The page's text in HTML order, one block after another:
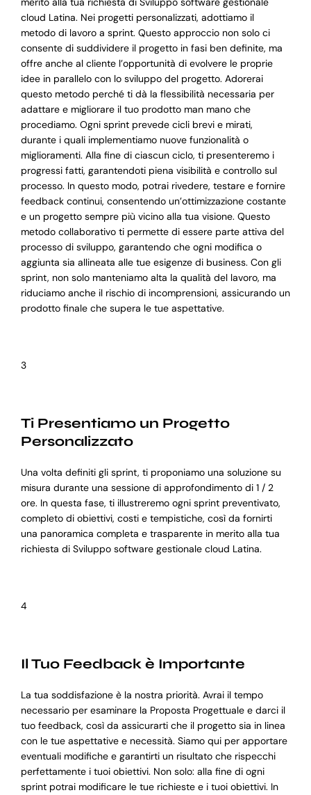
cloud Latina. Nei progetti personalizzati, adottiamo il
metodo di lavoro a sprint. Questo approccio non solo ci
consente di suddividere il progetto in fasi ben definite, ma
offre anche al cliente l’opportunità di evolvere le proprie
idee in parallelo con lo sviluppo del progetto. Adorerai
questo metodo perché ti dà la flessibilità necessaria per
adattare e migliorare il tuo prodotto man mano che
procediamo. Ogni sprint prevede cicli brevi e mirati,
durante i quali implementiamo nuove funzionalità o
miglioramenti. Alla fine di ciascun ciclo, ti presenteremo i
progressi fatti, garantendoti piena visibilità e controllo sul
processo. In questo modo, potrai rivedere, testare e fornire
feedback continui, consentendo un’ottimizzazione costante
e un progetto sempre più vicino alla tua visione. Questo
metodo collaborativo ti permette di essere parte attiva del
processo di sviluppo, garantendo che ogni modifica o
aggiunta sia allineata alle tue esigenze di business. Con gli
sprint, non solo manteniamo alta la qualità del lavoro, ma
riduciamo anche il rischio di incomprensioni, assicurando un
prodotto finale che supera le tue aspettative.
3
Ti Presentiamo un Progetto
Personalizzato
Una volta definiti gli sprint, ti proponiamo una soluzione su
misura durante una sessione di approfondimento di 1 / 2
ore. In questa fase, ti illustreremo ogni sprint preventivato,
completo di obiettivi, costi e tempistiche, così da fornirti
una panoramica completa e trasparente in merito alla tua
richiesta di Sviluppo software gestionale cloud Latina.
4
Il Tuo Feedback è Importante
La tua soddisfazione è la nostra priorità. Avrai il tempo
necessario per esaminare la Proposta Progettuale e darci il
tuo feedback, così da assicurarti che il progetto sia in linea
con le tue aspettative e necessità. Siamo qui per apportare
eventuali modifiche e garantirti un risultato che rispecchi
perfettamente i tuoi obiettivi. Non solo: alla fine di ogni
sprint potrai modificare le tue richieste e i tuoi obiettivi. In